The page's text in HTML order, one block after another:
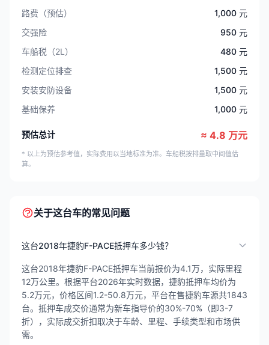
路费（预估）
1,000 元
交强险
950 元
车船税（2L）
480 元
检测定位排查
1,500 元
安装安防设备
1,500 元
基础保养
1,000 元
预估总计 ≈ 4.8 万元
* 以上为预估参考值，实际费用以当地标准为准。车船税按排量取中间值估
算。
关于这台车的常见问题
这台2018年捷豹F-PACE抵押车多少钱？
这台2018年捷豹F-PACE抵押车当前报价为4.1万，实际里程
12万公里。根据平台2026年实时数据，捷豹抵押车均价为
5.2万元，价格区间1.2-50.8万元，平台在售捷豹车源共1843
台。抵押车成交价通常为新车指导价的30%-70%（即3-7
折），实际成交折扣取决于车龄、里程、手续类型和市场供
需。